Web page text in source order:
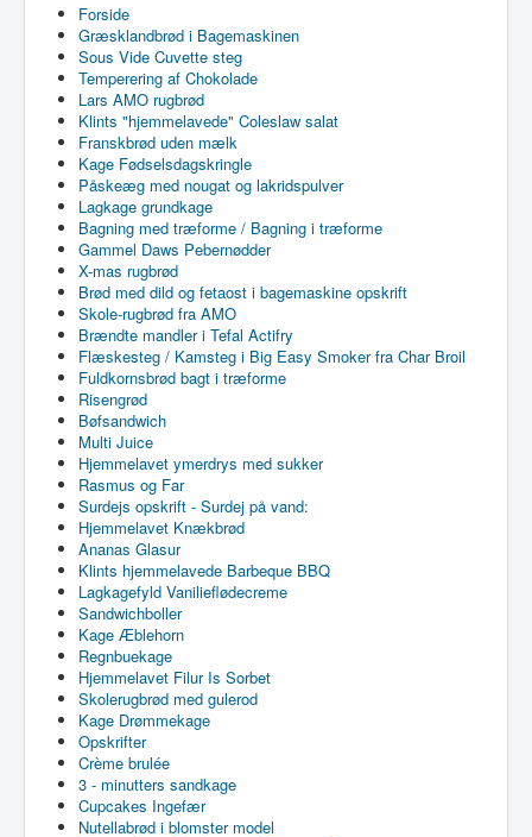
Forside
Græsklandbrød i Bagemaskinen
Sous Vide Cuvette steg
Temperering af Chokolade
Lars AMO rugbrød
Klints "hjemmelavede" Coleslaw salat
Franskbrød uden mælk
Kage Fødselsdagskringle
Påskeæg med nougat og lakridspulver
Lagkage grundkage
Bagning med træforme / Bagning i træforme
Gammel Daws Pebernødder
X-mas rugbrød
Brød med dild og fetaost i bagemaskine opskrift
Skole-rugbrød fra AMO
Brændte mandler i Tefal Actifry
Flæskesteg / Kamsteg i Big Easy Smoker fra Char Broil
Fuldkornsbrød bagt i træforme
Risengrød
Bøfsandwich
Multi Juice
Hjemmelavet ymerdrys med sukker
Rasmus og Far
Surdejs opskrift - Surdej på vand:
Hjemmelavet Knækbrød
Ananas Glasur
Klints hjemmelavede Barbeque BBQ
Lagkagefyld Vanilieflødecreme
Sandwichboller
Kage Æblehorn
Regnbuekage
Hjemmelavet Filur Is Sorbet
Skolerugbrød med gulerod
Kage Drømmekage
Opskrifter
Crème brulée
3 - minutters sandkage
Cupcakes Ingefær
Nutellabrød i blomster model